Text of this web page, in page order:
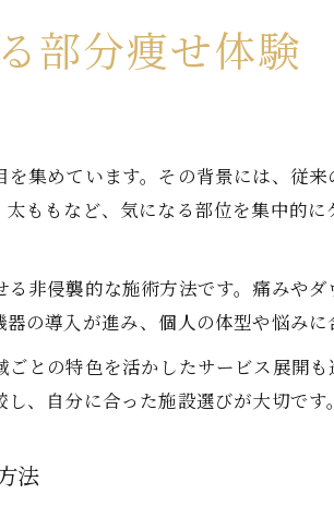
却の効果を千葉県で実感する方法
県で脂肪冷却効果を最大化する正しい
で部分痩せに脂肪冷却が有効な理由
冷却体験談から学ぶ効果を高めるコ
冷却が部分痩せに適する千葉県の最
で部分痩せに脂肪冷却が選ばれる理
冷却の痛みやダウンタイムの少なさ
痩せに脂肪冷却がリバウンドしにくい
ディへ導く脂肪冷却の魅力
部分痩せ体験
集めています。その背景には、従
ももなど、気になる部位を集中的
非侵襲的な施術方法です。痛みや
の導入が進み、個人の体型や悩みに
との特色を活かしたサービス展開
、自分に合った施設選びが大切です。
法